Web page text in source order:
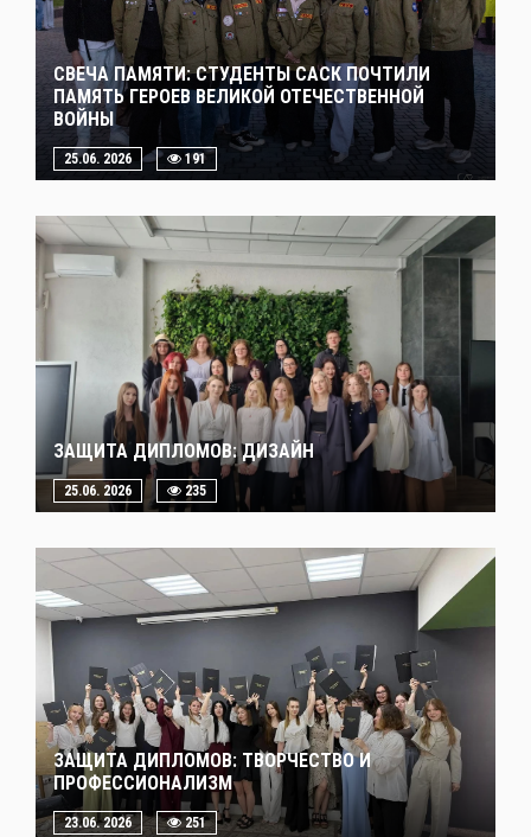
СВЕЧА ПАМЯТИ: СТУДЕНТЫ САСК ПОЧТИЛИ
ПАМЯТЬ ГЕРОЕВ ВЕЛИКОЙ ОТЕЧЕСТВЕННОЙ
ВОЙНЫ
25.06. 2026 191
ЗАЩИТА ДИПЛОМОВ: ДИЗАЙН
25.06. 2026 235
ЗАЩИТА ДИПЛОМОВ: ТВОРЧЕСТВО И
ПРОФЕССИОНАЛИЗМ
23.06. 2026 251